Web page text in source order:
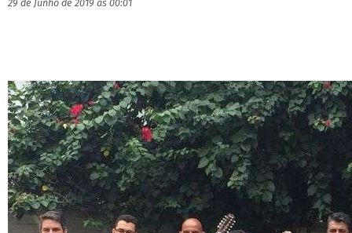
29 de Junho de 2019 às 00:01